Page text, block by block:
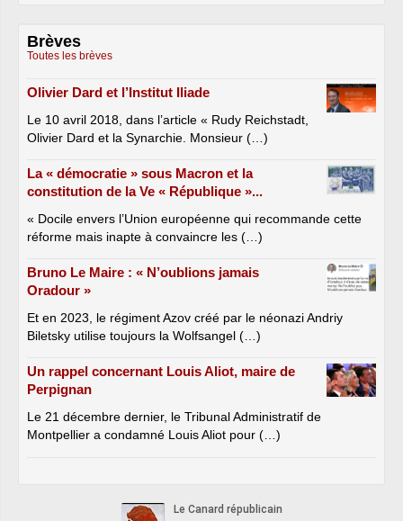
Brèves
Toutes les brèves
Olivier Dard et l’Institut Iliade
Le 10 avril 2018, dans l’article « Rudy Reichstadt,
Olivier Dard et la Synarchie. Monsieur (…)
La « démocratie » sous Macron et la
constitution de la Ve « République »...
« Docile envers l’Union européenne qui recommande cette
réforme mais inapte à convaincre les (…)
Bruno Le Maire : « N’oublions jamais
Oradour »
Et en 2023, le régiment Azov créé par le néonazi Andriy
Biletsky utilise toujours la Wolfsangel (…)
Un rappel concernant Louis Aliot, maire de
Perpignan
Le 21 décembre dernier, le Tribunal Administratif de
Montpellier a condamné Louis Aliot pour (…)